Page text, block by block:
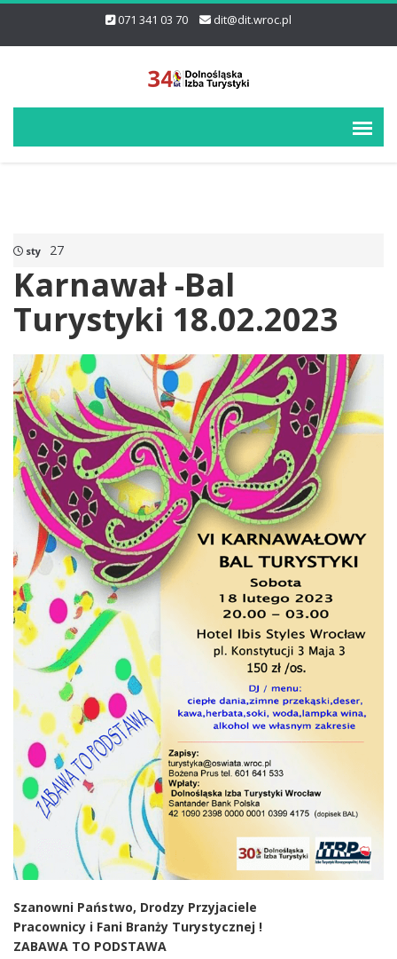
071 341 03 70 dit@dit.wroc.pl
sty 27
Karnawał -Bal
Turystyki 18.02.2023
Szanowni Państwo, Drodzy Przyjaciele
Pracownicy i Fani Branży Turystycznej !
ZABAWA TO PODSTAWA